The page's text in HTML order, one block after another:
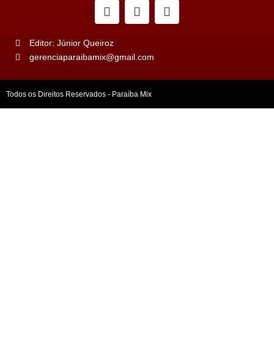
Editor: Júnior Queiroz
gerenciaparaibamix@gmail.com
Todos os Direitos Reservados - Paraíba Mix